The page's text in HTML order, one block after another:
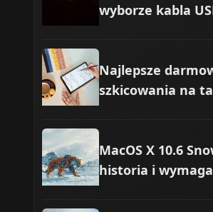
wyborze kabla
Najlepsze
szkicowania na
MacOS X 10.6
historia i